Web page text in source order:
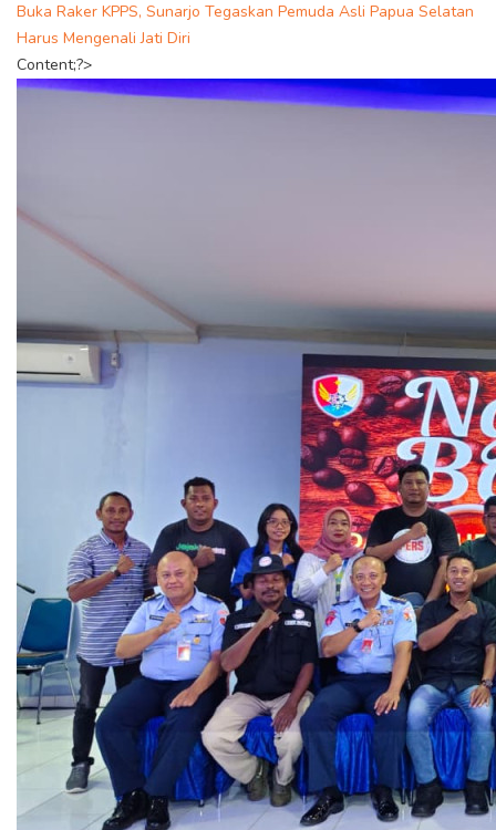
Buka Raker KPPS, Sunarjo Tegaskan Pemuda Asli Papua Selatan
Harus Mengenali Jati Diri
Content;?>